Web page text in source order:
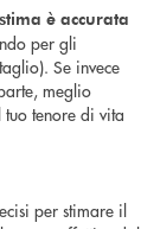
è accurata
per gli
Se invece
meglio
tenore di vita
per stimare il